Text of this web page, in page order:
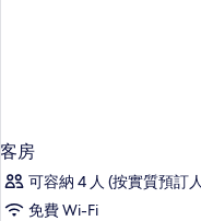
客房
可容納 4 人 (按實質預訂
免費 Wi-Fi